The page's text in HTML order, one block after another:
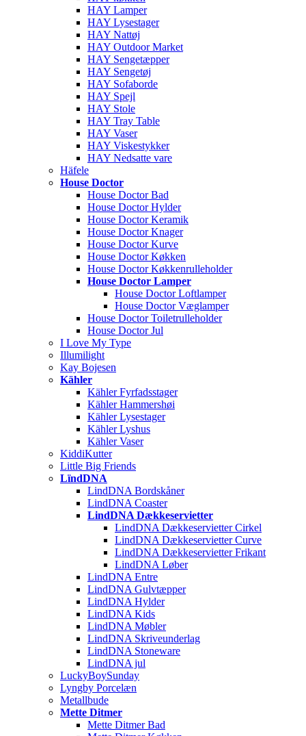
HAY Lamper
HAY Lysestager
HAY Nattøj
HAY Outdoor Market
HAY Sengetæpper
HAY Sengetøj
HAY Sofaborde
HAY Spejl
HAY Stole
HAY Tray Table
HAY Vaser
HAY Viskestykker
HAY Nedsatte vare
Häfele
House Doctor
House Doctor Bad
House Doctor Hylder
House Doctor Keramik
House Doctor Knager
House Doctor Kurve
House Doctor Køkken
House Doctor Køkkenrulleholder
House Doctor Lamper
House Doctor Loftlamper
House Doctor Væglamper
House Doctor Toiletrulleholder
House Doctor Jul
I Love My Type
Illumilight
Kay Bojesen
Kähler
Kähler Fyrfadsstager
Kähler Hammershøi
Kähler Lysestager
Kähler Lyshus
Kähler Vaser
KiddiKutter
Little Big Friends
LïndDNA
LindDNA Bordskåner
LindDNA Coaster
LindDNA Dækkeservietter
LindDNA Dækkeservietter Cirkel
LindDNA Dækkeservietter Curve
LindDNA Dækkeservietter Frikant
LindDNA Løber
LindDNA Entre
LindDNA Gulvtæpper
LindDNA Hylder
LindDNA Kids
LindDNA Møbler
LindDNA Skriveunderlag
LindDNA Stoneware
LindDNA jul
LuckyBoySunday
Lyngby Porcelæn
Metallbude
Mette Ditmer
Mette Ditmer Bad